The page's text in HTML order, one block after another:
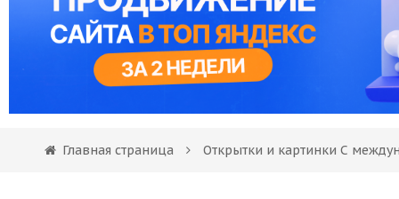
Главная страница Открытки и картинки С